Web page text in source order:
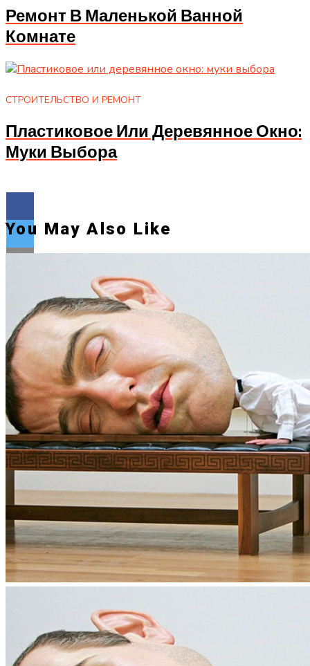
Ремонт В Маленькой Ванной
Комнате
СТРОИТЕЛЬСТВО И РЕМОНТ
Пластиковое Или Деревянное Окно:
Муки Выбора
Flipboard
Reddit
Pinterest
Whatsapp
Whatsapp
Email
You May Also Like